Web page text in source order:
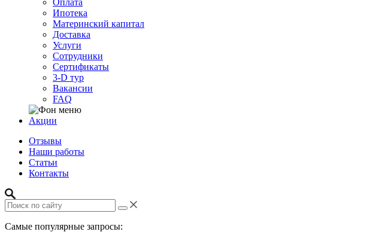
Оплата
Ипотека
Материнский капитал
Доставка
Услуги
Сотрудники
Сертификаты
3-D тур
Вакансии
FAQ
Акции
Отзывы
Наши работы
Статьи
Контакты
Самые популярные запросы: